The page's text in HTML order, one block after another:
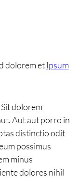
dolorem et Ipsum
dolorem
Aut aut porro in
distinctio odit
possimus
minus
dolores nihil